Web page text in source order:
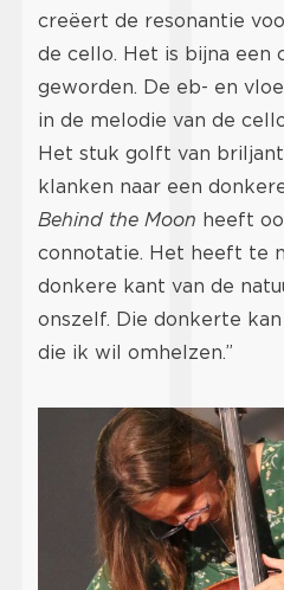
creëert de resonantie
de cello. Het is bijna een
geworden. De eb- en
in de melodie van de
Het stuk golft van
klanken naar een
Behind the Moon heeft
connotatie. Het heeft te
donkere kant van de
onszelf. Die donkerte
die ik wil omhelzen.”